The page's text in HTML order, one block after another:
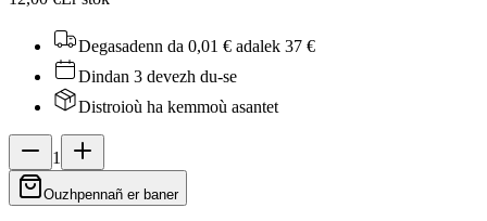
Degasadenn da 0,01 € adalek 37 €
Dindan 3 devezh du-se
Distroioù ha kemmoù asantet
1
Ouzhpennañ er baner